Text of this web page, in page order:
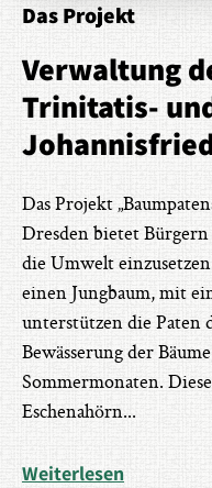
Das Projekt
Verwaltung
Trinitatis-
Das Projekt
Dresden bietet
die Umwelt
einen Jungbaum, mit
unterstützen die Paten
Bewässerung der
Sommermonaten.
Eschenahörn...
Weiterlesen